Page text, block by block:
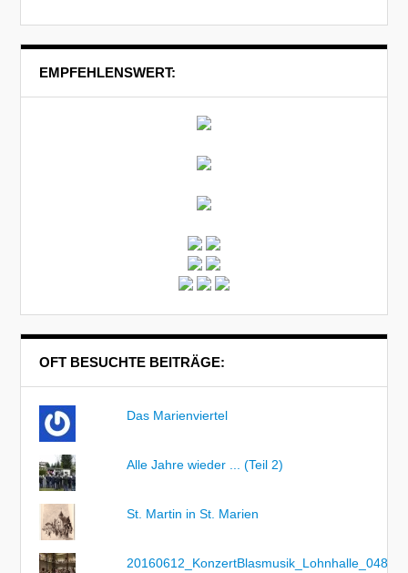
EMPFEHLENSWERT:
OFT BESUCHTE BEITRÄGE:
Das Marienviertel
Alle Jahre wieder ... (Teil 2)
St. Martin in St. Marien
20160612_KonzertBlasmusik_Lohnhalle_048